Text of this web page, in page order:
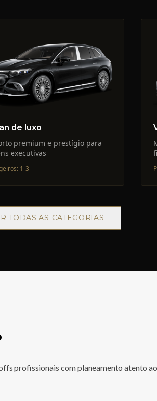
de luxo
premium e prestígio para
executivas
: 1-3
TODAS AS CATEGORIAS
profissionais com planeamento atento